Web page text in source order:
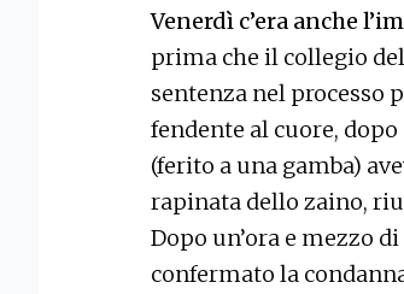
Venerdì c’era anche
prima che il collegio
sentenza nel processo
fendente al cuore,
(ferito a una gamba)
rapinata dello zaino,
Dopo un’ora e mezzo
confermato la